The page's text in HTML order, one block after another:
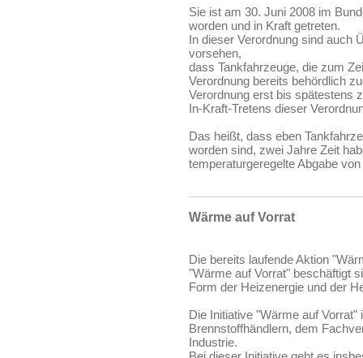
Sie ist am 30. Juni 2008 im
worden und in Kraft getreten.
In dieser Verordnung sind auch
vorsehen,
dass Tankfahrzeuge, die zum
Verordnung bereits behördlich
Verordnung erst bis spätestens
In-Kraft-Tretens dieser
Das heißt, dass eben
worden sind, zwei Jahre Zeit
temperaturgeregelte Abgabe
Wärme auf Vorrat
Die bereits laufende Aktion
"Wärme auf Vorrat" beschäftigt
Form der Heizenergie und der
Die Initiative "Wärme auf
Brennstoffhändlern, dem
Industrie.